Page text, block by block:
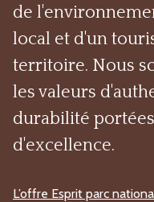
de
local et d'un
territoire. Nous
les valeurs
durabilité
d'excellence.
L’offre Esprit parc